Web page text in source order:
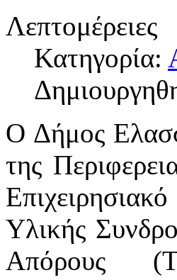
Λεπτομέρειες
Κατηγορία:
Ο Δήμος
της
Υλικής
Απόρους